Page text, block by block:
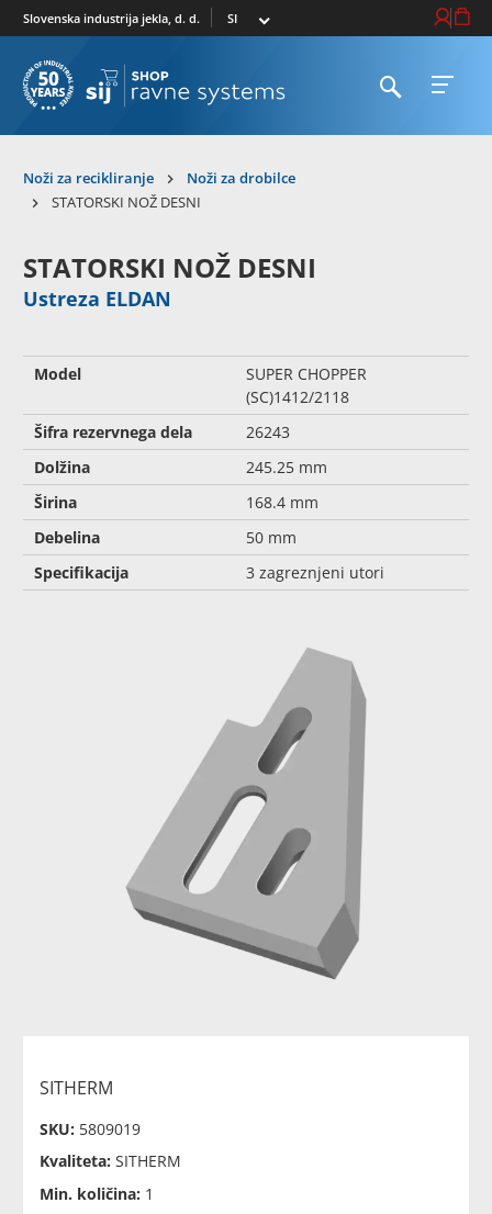
Slovenska industrija jekla, d. d. Izberi trg Prijava /
Odpri iskalnikOdpri
Noži za recikliranje
Noži za drobilce
STATORSKI NOŽ DESNI
STATORSKI NOŽ DESNI
Ustreza ELDAN
Model
SUPER CHOPPER
(SC)1412/2118
Šifra rezervnega dela
26243
Dolžina
245.25 mm
Širina
168.4 mm
Debelina
50 mm
Specifikacija
3 zagreznjeni utori
SITHERM
SKU: 5809019
Kvaliteta: SITHERM
Min. količina: 1